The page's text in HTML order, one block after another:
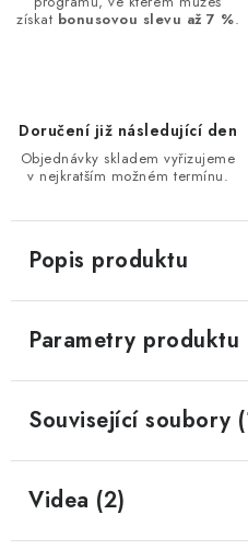
získat bonusovou slevu až 7 %.
Doručení již následující den
Objednávky skladem vyřizujeme
v nejkratším možném termínu.
Popis produktu
Parametry produktu
Související soubory
Videa (2)